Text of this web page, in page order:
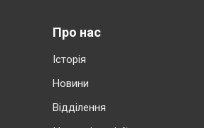
Про нас
Історія
Новини
Відділення